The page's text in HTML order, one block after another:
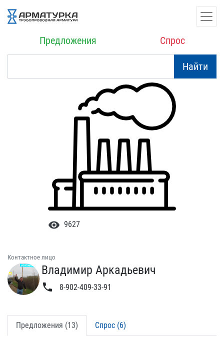
Предложения Спрос
Найти
visibility 9627
Контактное лицо
Владимир Аркадьевич
phone 8-902-409-33-91
Предложения (13) Спрос (6)